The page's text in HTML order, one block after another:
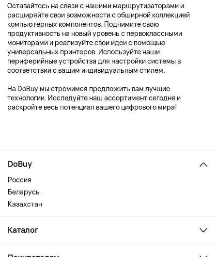
Оставайтесь на связи с нашими маршрутизаторами и
расширяйте свои возможности с обширной коллекцией
компьютерных компонентов. Поднимите свою
продуктивность на новый уровень с первоклассными
мониторами и реализуйте свои идеи с помощью
универсальных принтеров. Используйте наши
периферийные устройства для настройки системы в
соответствии с вашим индивидуальным стилем.
На DoBuy мы стремимся предложить вам лучшие
технологии. Исследуйте наш ассортимент сегодня и
раскройте весь потенциал вашего цифрового мира!
DoBuy
Россия
Беларусь
Казахстан
Каталог